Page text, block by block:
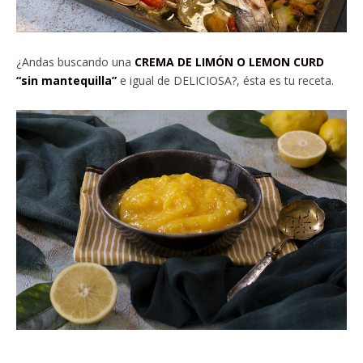
¿Andas buscando una CREMA DE LIMÓN O LEMON CURD
“sin mantequilla” e igual de DELICIOSA?, ésta es tu receta.